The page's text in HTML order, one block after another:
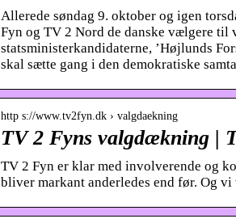
Allerede søndag 9. oktober og igen
Fyn og TV 2 Nord de danske vælgere til
statsministerkandidaterne, ’Højlunds
skal sætte gang i den demokratiske
http s://www.tv2fyn.dk › valgdaekning
TV 2 Fyns valgdækning |
TV 2 Fyn er klar med involverende og
bliver markant anderledes end før. Og